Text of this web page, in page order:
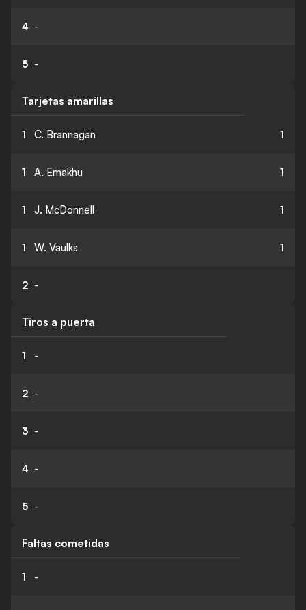
4 -
5 -
Tarjetas amarillas
1 C. Brannagan 1
1 A. Emakhu 1
1 J. McDonnell 1
1 W. Vaulks 1
2 -
Tiros a puerta
1 -
2 -
3 -
4 -
5 -
Faltas cometidas
1 -